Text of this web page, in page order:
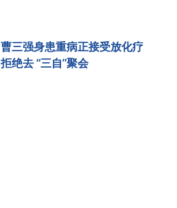
曹三强身患重病正接受放化疗
拒绝去 “三自”聚会